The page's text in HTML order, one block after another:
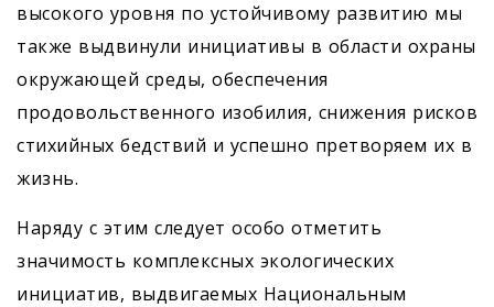
высокого уровня по устойчивому развитию мы
также выдвинули инициативы в области охраны
окружающей среды, обес­печения
продовольственного изобилия, снижения рисков
стихийных бедствий и успешно претворяем их в
жизнь.
Наряду с этим следует особо отметить
значимость комплексных экологических
инициатив, выдвигаемых Национальным